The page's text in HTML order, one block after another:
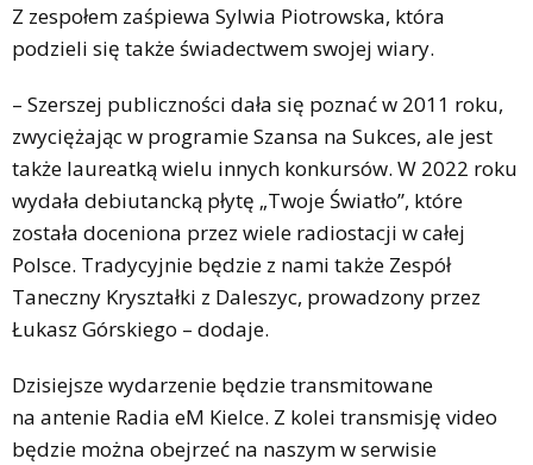
Z zespołem zaśpiewa Sylwia Piotrowska, która
podzieli się także świadectwem swojej wiary.
– Szerszej publiczności dała się poznać w 2011 roku,
zwyciężając w programie Szansa na Sukces, ale jest
także laureatką wielu innych konkursów. W 2022 roku
wydała debiutancką płytę „Twoje Światło”, które
została doceniona przez wiele radiostacji w całej
Polsce. Tradycyjnie będzie z nami także Zespół
Taneczny Kryształki z Daleszyc, prowadzony przez
Łukasz Górskiego – dodaje.
Dzisiejsze wydarzenie będzie transmitowane
na antenie Radia eM Kielce. Z kolei transmisję video
będzie można obejrzeć na naszym w serwisie